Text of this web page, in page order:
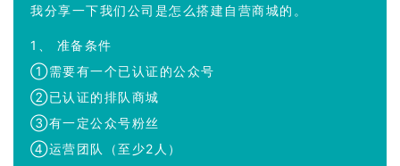
我分享一下我们公司是怎么搭建自营商城的。
1、 准备条件
①需要有一个已认证的公众号
②已认证的排队商城
③有一定公众号粉丝
④运营团队（至少2人）